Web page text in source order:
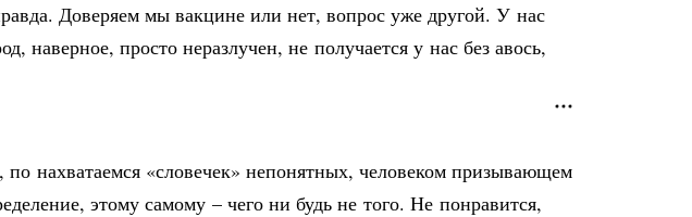
Доверяем мы вакцине или нет, вопрос уже другой. У нас
наверное, просто неразлучен, не получается у нас без авось,
по нахватаемся «словечек» непонятных, человеком призывающем
этому самому – чего ни будь не того. Не понравится,